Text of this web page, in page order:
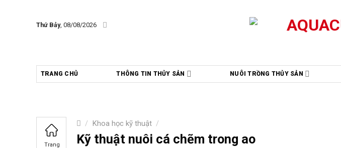
Thứ Bảy, 08/08/2026
TRANG CHỦ THÔNG TIN THỦY SẢN NUÔI TRỒNG THỦY SẢN
/ Khoa học kỹ thuật /
Trang
Kỹ thuật nuôi cá chẽm trong ao